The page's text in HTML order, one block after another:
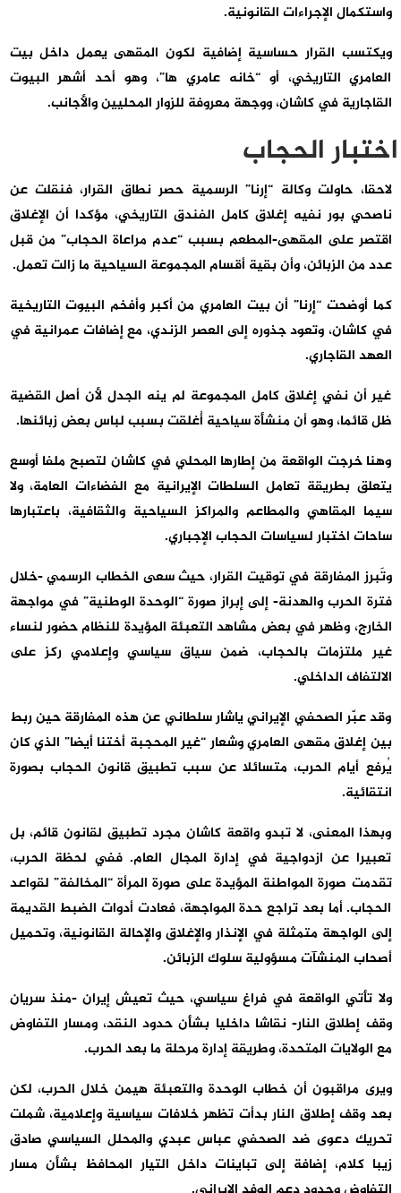
واستكمال الإجراءات القانونية.
ويكتسب القرار حساسية إضافية لكون المقهى يعمل داخل بيت
العامري التاريخي، أو “خانه عامري ها”، وهو أحد أشهر البيوت
القاجارية في كاشان، ووجهة معروفة للزوار المحليين والأجانب.
اختبار الحجاب
لاحقا، حاولت وكالة “إرنا” الرسمية حصر نطاق القرار، فنقلت عن
ناصحي بور نفيه إغلاق كامل الفندق التاريخي، مؤكدا أن الإغلاق
اقتصر على المقهى-المطعم بسبب “عدم مراعاة الحجاب” من قبل
عدد من الزبائن، وأن بقية أقسام المجموعة السياحية ما زالت تعمل.
كما أوضحت “إرنا” أن بيت العامري من أكبر وأفخم البيوت التاريخية
في كاشان، وتعود جذوره إلى العصر الزندي، مع إضافات عمرانية في
العهد القاجاري.
غير أن نفي إغلاق كامل المجموعة لم ينه الجدل لأن أصل القضية
ظل قائما، وهو أن منشأة سياحية أُغلقت بسبب لباس بعض زبائنها.
وهنا خرجت الواقعة من إطارها المحلي في كاشان لتصبح ملفا أوسع
يتعلق بطريقة تعامل السلطات الإيرانية مع الفضاءات العامة، ولا
سيما المقاهي والمطاعم والمراكز السياحية والثقافية، باعتبارها
ساحات اختبار لسياسات الحجاب الإجباري.
وتَبرز المفارقة في توقيت القرار، حيث سعى الخطاب الرسمي -خلال
فترة الحرب والهدنة- إلى إبراز صورة “الوحدة الوطنية” في مواجهة
الخارج، وظهر في بعض مشاهد التعبئة المؤيدة للنظام حضور لنساء
غير ملتزمات بالحجاب، ضمن سياق سياسي وإعلامي ركز على
الالتفاف الداخلي.
وقد عبّر الصحفي الإيراني ياشار سلطاني عن هذه المفارقة حين ربط
بين إغلاق مقهى العامري وشعار “غير المحجبة أختنا أيضا” الذي كان
يُرفع أيام الحرب، متسائلا عن سبب تطبيق قانون الحجاب بصورة
انتقائية.
وبهذا المعنى، لا تبدو واقعة كاشان مجرد تطبيق لقانون قائم، بل
تعبيرا عن ازدواجية في إدارة المجال العام. ففي لحظة الحرب،
تقدمت صورة المواطنة المؤيدة على صورة المرأة “المخالفة” لقواعد
الحجاب. أما بعد تراجع حدة المواجهة، فعادت أدوات الضبط القديمة
إلى الواجهة متمثلة في الإنذار والإغلاق والإحالة القانونية، وتحميل
أصحاب المنشآت مسؤولية سلوك الزبائن.
ولا تأتي الواقعة في فراغ سياسي، حيث تعيش إيران -منذ سريان
وقف إطلاق النار- نقاشا داخليا بشأن حدود النقد، ومسار التفاوض
مع الولايات المتحدة، وطريقة إدارة مرحلة ما بعد الحرب.
ويرى مراقبون أن خطاب الوحدة والتعبئة هيمن خلال الحرب، لكن
بعد وقف إطلاق النار بدأت تظهر خلافات سياسية وإعلامية، شملت
تحريك دعوى ضد الصحفي عباس عبدي والمحلل السياسي صادق
زيبا كلام، إضافة إلى تباينات داخل التيار المحافظ بشأن مسار